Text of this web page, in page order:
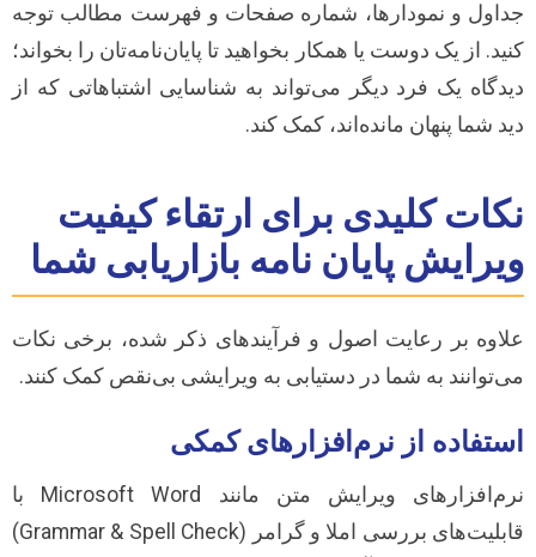
جداول و نمودارها، شماره صفحات و فهرست مطالب توجه
کنید. از یک دوست یا همکار بخواهید تا پایان‌نامه‌تان را بخواند؛
دیدگاه یک فرد دیگر می‌تواند به شناسایی اشتباهاتی که از
دید شما پنهان مانده‌اند، کمک کند.
نکات کلیدی برای ارتقاء کیفیت
ویرایش پایان نامه بازاریابی شما
علاوه بر رعایت اصول و فرآیندهای ذکر شده، برخی نکات
می‌توانند به شما در دستیابی به ویرایشی بی‌نقص کمک کنند.
استفاده از نرم‌افزارهای کمکی
نرم‌افزارهای ویرایش متن مانند Microsoft Word با
قابلیت‌های بررسی املا و گرامر (Grammar & Spell Check)